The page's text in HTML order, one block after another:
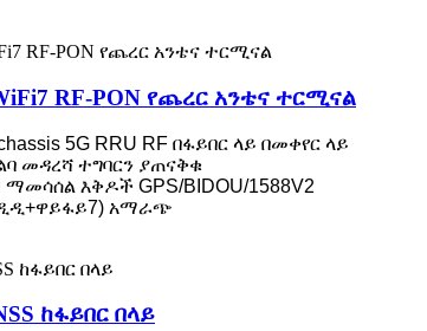
RF-PON የጨረር አንቴና ተርሚናል
5G RRU RF በፋይበር ላይ በመቀየር ላይ
መዳረሻ ተግባርን ያጠናቅቁ
እቅዶች GPS/BIDOU/1588V2
አማራጭ
ከፋይበር በላይ